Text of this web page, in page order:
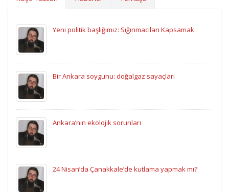
Yeni politik başlığımız: Sığınmacıları Kapsamak
Bir Ankara soygunu: doğalgaz sayaçları
Ankara’nın ekolojik sorunları
24 Nisan’da Çanakkale’de kutlama yapmak mı?